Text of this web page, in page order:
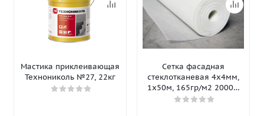
Мастика приклеивающая
Технониколь №27, 22кг
Сетка фасадная
стеклотканевая 4х4мм,
1х50м, 165гр/м2 2000Н
Isomax-165